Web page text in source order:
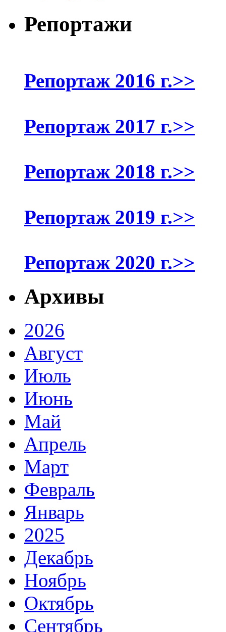
Репортажи
Репортаж 2016 г.>>
Репортаж 2017 г.>>
Репортаж 2018 г.>>
Репортаж 2019 г.>>
Репортаж 2020 г.>>
Архивы
2026
Август
Июль
Июнь
Май
Апрель
Март
Февраль
Январь
2025
Декабрь
Ноябрь
Октябрь
Сентябрь